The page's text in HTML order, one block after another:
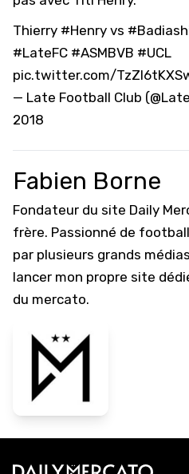
Thierry #Henry vs
#LateFC #ASMBVB #UCL
pic.twitter.com/
— Late Football Club
2018
Fabien Borne
Fondateur du site Daily
frère. Passionné de
par plusieurs grands
lancer mon propre site
du mercato.